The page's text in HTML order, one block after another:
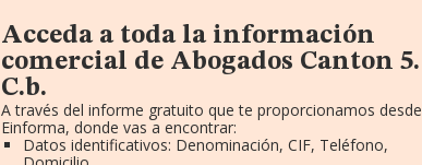
Acceda a toda la información
comercial de Abogados Canton 5.
C.b.
A través del informe gratuito que te proporcionamos desde
Einforma, donde vas a encontrar:
Datos identificativos: Denominación, CIF, Teléfono,